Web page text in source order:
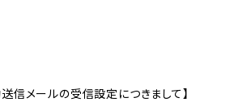
信メールの受信設定につきまして】